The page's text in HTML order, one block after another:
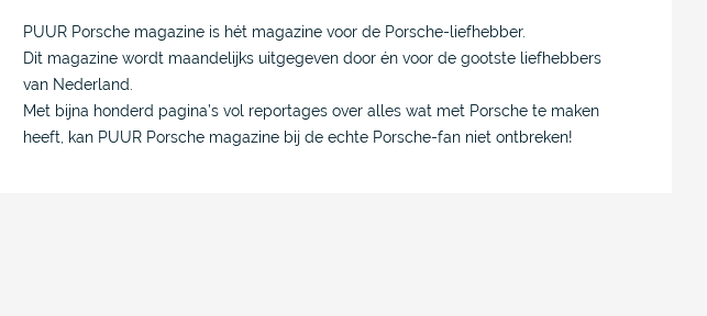
PUUR Porsche magazine is hét magazine voor de Porsche-liefhebber.
Dit magazine wordt maandelijks uitgegeven door én voor de gootste liefhebbers
van Nederland.
Met bijna honderd pagina’s vol reportages over alles wat met Porsche te maken
heeft, kan PUUR Porsche magazine bij de echte Porsche-fan niet ontbreken!